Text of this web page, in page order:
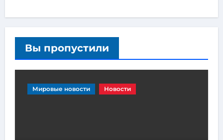
Вы пропустили
Мировые новости Новости